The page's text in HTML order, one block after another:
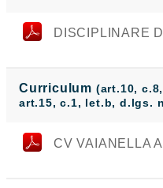
DISCIPLINARE
Curriculum (art.10,
art.15, c.1, let.b, d.lgs.
CV VAIANELLA